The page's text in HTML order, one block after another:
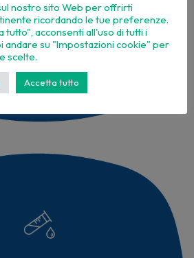
nostro sito Web per offrirti
ricordando le tue preferenze.
tutto", acconsenti all'uso di tutti i
andare su "Impostazioni cookie" per
scelte.
Accetta tutto